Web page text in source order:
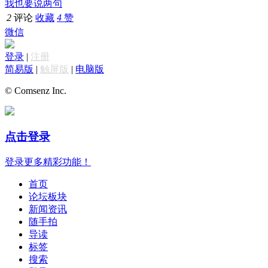
我也要说两句
2 评论 收藏 4 赞
微信
登录 | 注册
简易版 | 触屏版 | 电脑版
© Comsenz Inc.
点击登录
登录更多精彩功能！
首页
论坛板块
新闻资讯
随手拍
导读
标签
搜索